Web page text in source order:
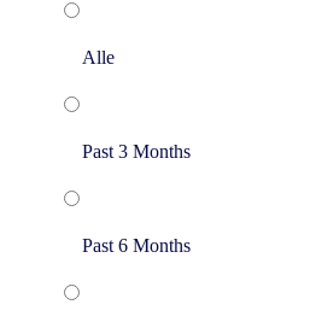
Alle
Past 3 Months
Past 6 Months